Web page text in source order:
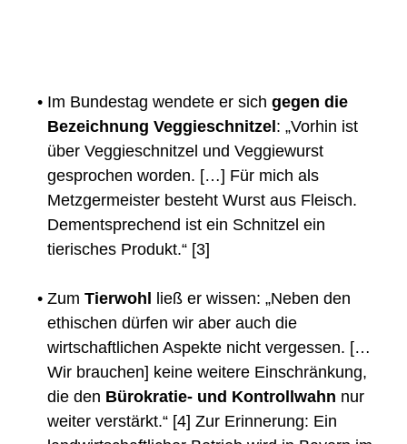
• Im Bundestag wendete er sich gegen die
Bezeichnung Veggieschnitzel : „Vorhin ist
über Veggieschnitzel und Veggiewurst
gesprochen worden. […] Für mich als
Metzgermeister besteht Wurst aus Fleisch.
Dementsprechend ist ein Schnitzel ein
tierisches Produkt.“ [3]
• Zum Tierwohl
ließ er wissen: „Neben den
ethischen dürfen wir aber auch die
wirtschaftlichen Aspekte nicht vergessen. […
Wir brauchen] keine weitere Einschränkung,
die den Bürokratie- und Kontrollwahn nur
weiter verstärkt.“ [4] Zur Erinnerung: Ein